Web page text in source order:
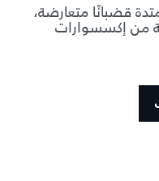
قضبانًا متعارضة،
من إكسسوارات